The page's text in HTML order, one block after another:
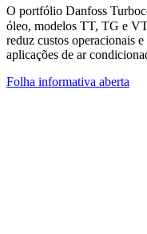
O portfólio Danfoss
óleo, modelos TT, TG e
reduz custos operacionais
aplicações de ar
Folha informativa aberta